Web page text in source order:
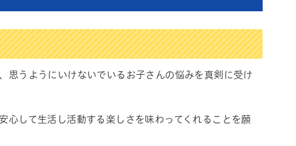
思うようにいけないでいるお子さんの悩みを真剣に受け
心して生活し活動する楽しさを味わってくれることを願